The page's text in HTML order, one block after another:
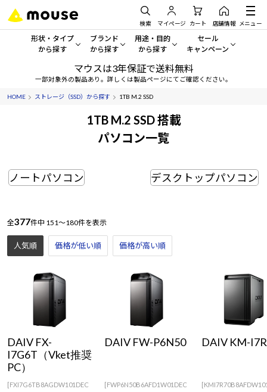
検索 マイページ カート 店舗情報 メニュー
形状・タイプ
から探す
形状・タイプから探す をすべてみる
デスクトップPC
サーバー
ディスプレイ
Windows 11
ブランド
から探す
mouse
G TUNE
Windows 11|Copilot+ PC
用途・目的
から探す
一般向けパソコン
ゲーミングPC・ゲーム向けパソコン
クリエイティブ向け
学習向けパソコン
AIおすすめパソコン
Windows 11
セール
キャンペーン
セール・キャンペー
おすすめ目玉パソコン
マウスは3年保証で送料無料
一部対象外の製品あり。詳しくは製品ページにてご確認ください。
HOME ストレージ（SSD）から探す 1TB M.2 SSD
1TB M.2 SSD 搭載
パソコン一覧
ノートパソコン デスクトップパソコン
全377件中 151～180件を表示
人気順 価格が低い順 価格が高い順
DAIV FX-
I7G6T（Vket推奨
PC）
[FXI7G6TB8AGDW101DEC
DAIV FW-P6N50
[FWP6N50B6AFD1W01DEC
DAIV KM-